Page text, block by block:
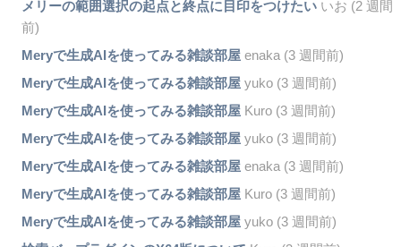
メリーの範囲選択の起点と終点に目印をつけたいいお (2 週間
前)
Meryで生成AIを使ってみる雑談部屋enaka (3 週間前)
Meryで生成AIを使ってみる雑談部屋yuko (3 週間前)
Meryで生成AIを使ってみる雑談部屋Kuro (3 週間前)
Meryで生成AIを使ってみる雑談部屋yuko (3 週間前)
Meryで生成AIを使ってみる雑談部屋enaka (3 週間前)
Meryで生成AIを使ってみる雑談部屋Kuro (3 週間前)
Meryで生成AIを使ってみる雑談部屋yuko (3 週間前)